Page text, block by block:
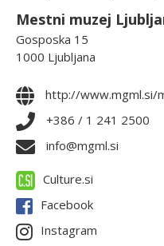
Mestni muzej
Gosposka 15
1000 Ljubljana
http://www.mgml.si/
+386 / 1 241 2500
info@mgml.si
Culture.si
Facebook
Instagram